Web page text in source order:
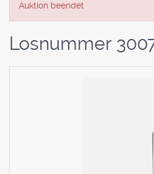
Auktion beendet
Losnummer